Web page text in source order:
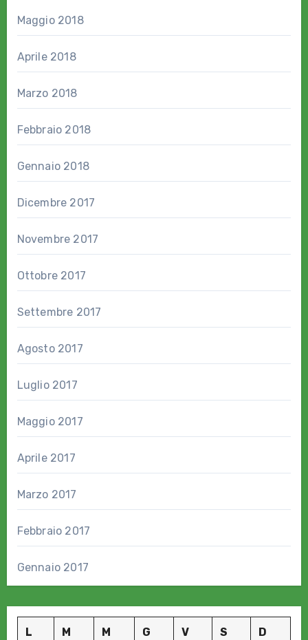
Maggio 2018
Aprile 2018
Marzo 2018
Febbraio 2018
Gennaio 2018
Dicembre 2017
Novembre 2017
Ottobre 2017
Settembre 2017
Agosto 2017
Luglio 2017
Maggio 2017
Aprile 2017
Marzo 2017
Febbraio 2017
Gennaio 2017
L M M G V S D